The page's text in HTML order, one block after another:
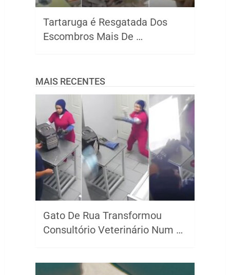
Tartaruga é Resgatada Dos
Escombros Mais De …
MAIS RECENTES
Gato De Rua Transformou
Consultório Veterinário Num …